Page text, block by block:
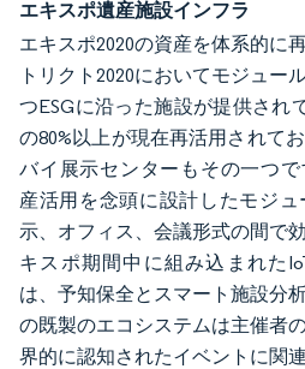
エキスポ遺産施設インフラ
エキスポ2020の資産を体系的に
トリクト2020においてモジュー
つESGに沿った施設が提供され
の80%以上が現在再活用されて
バイ展示センターもその一つで
産活用を念頭に設計したモジ
示、オフィス、会議形式の間で
キスポ期間中に組み込まれた
は、予知保全とスマート施設分
の既製のエコシステムは主催者
界的に認知されたイベントに関